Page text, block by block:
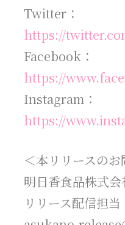
Twitter：
https://
Facebook：
https://
Instagram：
https://
＜本リリースの
明日香食品株式会
リリース配信担